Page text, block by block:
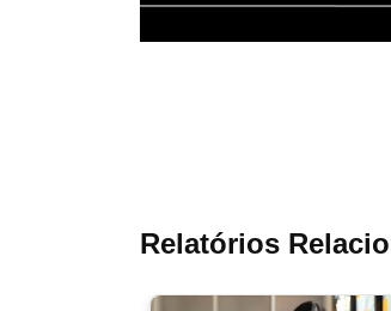
Relatórios